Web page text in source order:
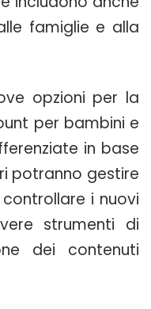
famiglie e alla
opzioni per la
per bambini e
in base
potranno gestire
i nuovi
strumenti di
dei contenuti